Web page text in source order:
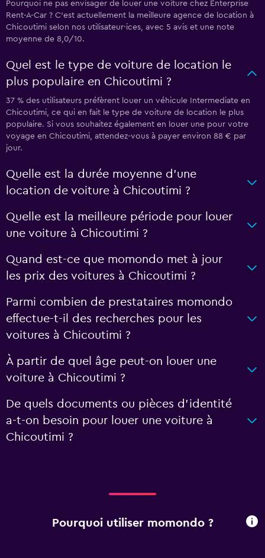
Pourquoi ne pas envisager de louer une voiture chez Enterprise
Rent-A-Car ? C’est actuellement la meilleure agence de location à
Chicoutimi selon nos utilisateur·ices, avec 5 avis et une note
moyenne de 8,0/10.
Quel est le type de voiture de location le
plus populaire en Chicoutimi ?
37 % des utilisateurs préfèrent louer un véhicule Intermediate en
Chicoutimi, ce qui en fait le type de voiture de location le plus
populaire. Si vous souhaitez également en louer une pour votre
voyage en Chicoutimi, attendez-vous à payer environ 88 € par
jour.
Quelle est la durée moyenne d’une
location de voiture à Chicoutimi ?
Quelle est la meilleure période pour louer
une voiture à Chicoutimi ?
Quand est-ce que momondo met à jour
les prix des voitures à Chicoutimi ?
Parmi combien de prestataires momondo
effectue-t-il des recherches pour les
voitures à Chicoutimi ?
À partir de quel âge peut-on louer une
voiture à Chicoutimi ?
De quels documents ou pièces d'identité
a-t-on besoin pour louer une voiture à
Chicoutimi ?
Pourquoi utiliser momondo ?